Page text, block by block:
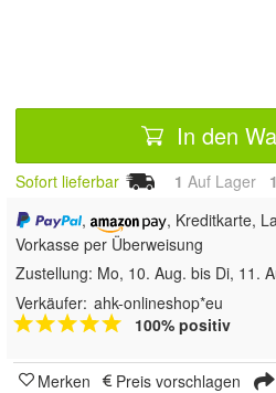
In den
Sofort lieferbar 1 Auf Lager 1
,
, Kreditkarte,
Vorkasse per Überweisung
Zustellung: Mo, 10. Aug. bis Di, 11.
Verkäufer: ahk-onlineshop*eu
100% positiv
Merken Preis vorschlagen